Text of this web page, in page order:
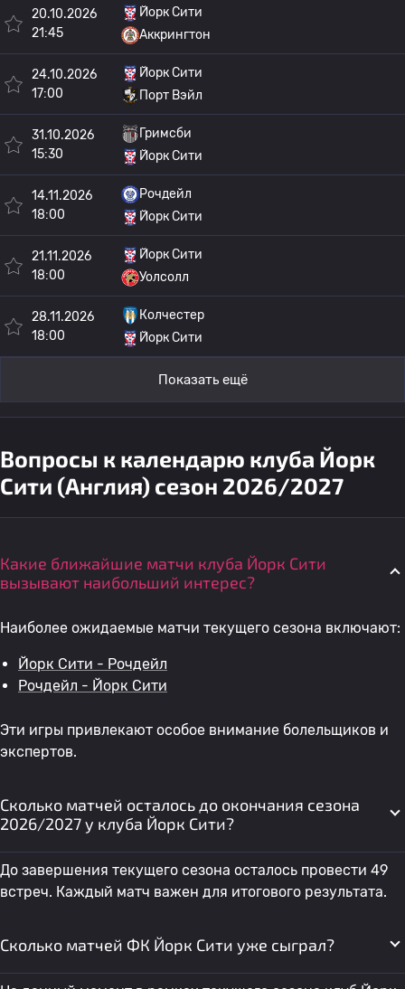
20.10.2026
21:45
Йорк Сити
Аккрингтон
24.10.2026
17:00
Йорк Сити
Порт Вэйл
31.10.2026
15:30
Гримсби
Йорк Сити
14.11.2026
18:00
Рочдейл
Йорк Сити
21.11.2026
18:00
Йорк Сити
Уолсолл
28.11.2026
18:00
Колчестер
Йорк Сити
Показать ещё
Вопросы к календарю клуба Йорк
Сити (Англия) сезон 2026/2027
Какие ближайшие матчи клуба Йорк Сити
вызывают наибольший интерес?
Наиболее ожидаемые матчи текущего сезона включают:
Йорк Сити - Рочдейл
Рочдейл - Йорк Сити
Эти игры привлекают особое внимание болельщиков и
экспертов.
Сколько матчей осталось до окончания сезона
2026/2027 у клуба Йорк Сити?
До завершения текущего сезона осталось провести 49
встреч. Каждый матч важен для итогового результата.
Сколько матчей ФК Йорк Сити уже сыграл?